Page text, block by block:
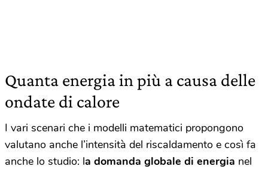
Quanta energia in più a causa delle
ondate di calore
I vari scenari che i modelli matematici propongono
valutano anche l’intensità del riscaldamento e così fa
anche lo studio: la domanda globale di energia nel